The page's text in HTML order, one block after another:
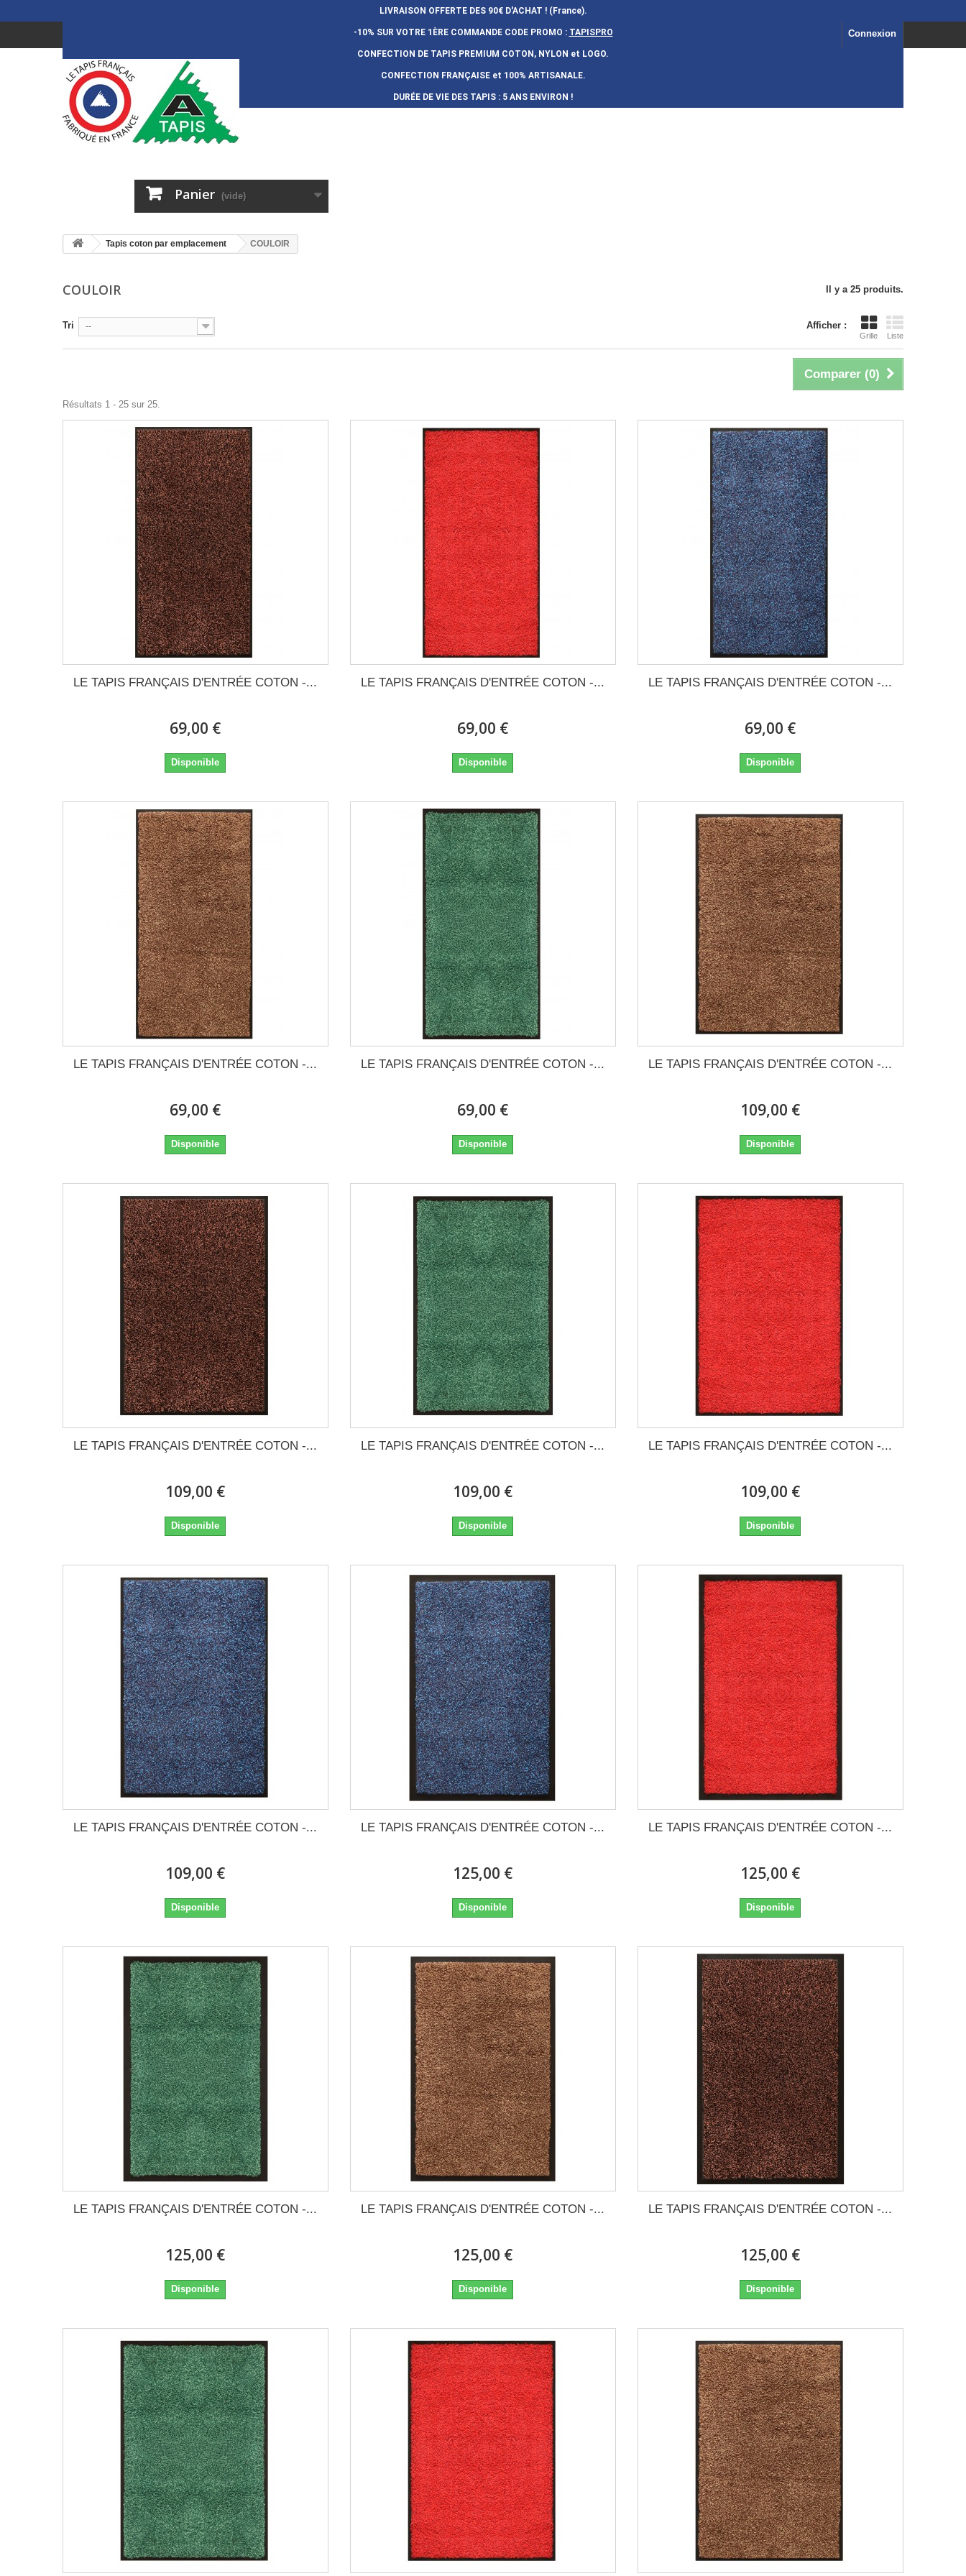
LIVRAISON OFFERTE DES 90€ D'ACHAT ! (France).
-10% SUR VOTRE 1ÈRE COMMANDECODE PROMO : TAPISPRO
CONFECTION DE TAPIS PREMIUM COTON, NYLON et LOGO.
CONFECTION FRAN ÇAISE et 100% ARTISANALE.
DURÉE DE VIE DES TAPIS : 5 ANS ENVIRON !
Connexion
Panier (vide)
Tapis coton par emplacement COULOIR
COULOIR Il y a 25 produits.
Afficher :
Grille Liste
Tri --
Comparer (0)
Résultats 1 - 25 sur 25.
LE TAPIS FRANÇAIS D'ENTRÉE COTON -...
69,00 €
Disponible
LE TAPIS FRANÇAIS D'ENTRÉE COTON -...
69,00 €
Disponible
LE TAPIS FRANÇAIS D'ENTRÉE COTON -...
69,00 €
Disponible
LE TAPIS FRANÇAIS D'ENTRÉE COTON -...
69,00 €
Disponible
LE TAPIS FRANÇAIS D'ENTRÉE COTON -...
69,00 €
Disponible
LE TAPIS FRANÇAIS D'ENTRÉE COTON -...
109,00 €
Disponible
LE TAPIS FRANÇAIS D'ENTRÉE COTON -...
109,00 €
Disponible
LE TAPIS FRANÇAIS D'ENTRÉE COTON -...
109,00 €
Disponible
LE TAPIS FRANÇAIS D'ENTRÉE COTON -...
109,00 €
Disponible
LE TAPIS FRANÇAIS D'ENTRÉE COTON -...
109,00 €
Disponible
LE TAPIS FRANÇAIS D'ENTRÉE COTON -...
125,00 €
Disponible
LE TAPIS FRANÇAIS D'ENTRÉE COTON -...
125,00 €
Disponible
LE TAPIS FRANÇAIS D'ENTRÉE COTON -...
125,00 €
Disponible
LE TAPIS FRANÇAIS D'ENTRÉE COTON -...
125,00 €
Disponible
LE TAPIS FRANÇAIS D'ENTRÉE COTON -...
125,00 €
Disponible